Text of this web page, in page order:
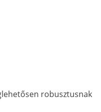
robusztusnak